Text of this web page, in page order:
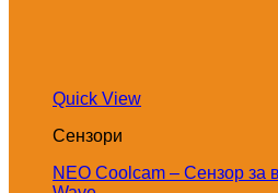
Quick View
Сензори
NEO Coolcam – Сензор за